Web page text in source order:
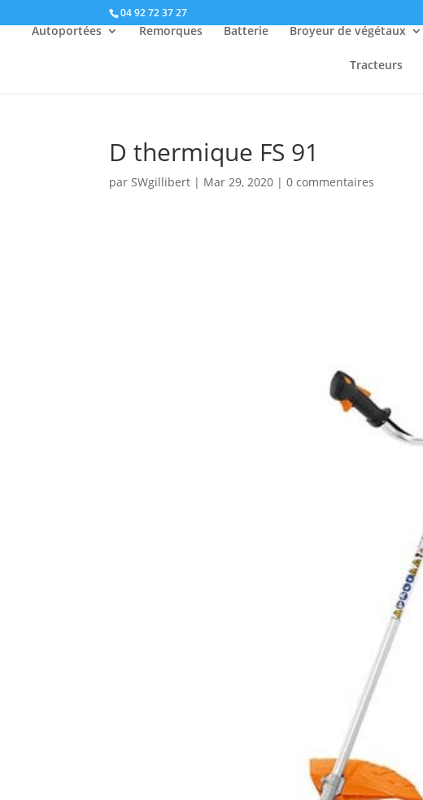
04 92 72 37 27
Autoportées Remorques Batterie Broyeur de végétaux
Tracteurs
D thermique FS 91
parSWgillibert | Mar 29, 2020 |0 commentaires